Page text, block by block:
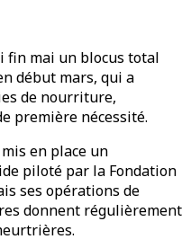
fin mai un blocus total
début mars, qui a
de nourriture,
première nécessité.
en place un
piloté par la Fondation
ses opérations de
donnent régulièrement